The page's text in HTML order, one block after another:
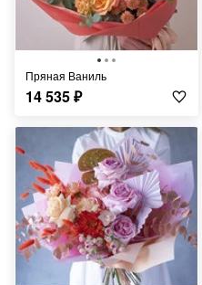
Пряная Ваниль
14 535₽